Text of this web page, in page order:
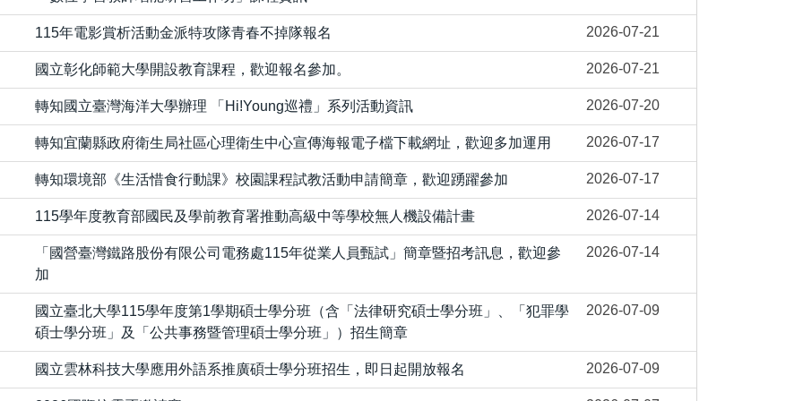
115年電影賞析活動金派特攻隊青春不掉隊報名 2026-07-21
國立彰化師範大學開設教育課程，歡迎報名參加。 2026-07-21
轉知國立臺灣海洋大學辦理 「Hi!Young巡禮」系列活動資訊 2026-07-20
轉知宜蘭縣政府衛生局社區心理衛生中心宣傳海報電子檔下載網址，歡迎多加運用 2026-07-17
轉知環境部《生活惜食行動課》校園課程試教活動申請簡章，歡迎踴躍參加 2026-07-17
115學年度教育部國民及學前教育署推動高級中等學校無人機設備計畫 2026-07-14
「國營臺灣鐵路股份有限公司電務處115年從業人員甄試」簡章暨招考訊息，歡迎參
加
2026-07-14
國立臺北大學115學年度第1學期碩士學分班（含「法律研究碩士學分班」、「犯罪學
碩士學分班」及「公共事務暨管理碩士學分班」）招生簡章
2026-07-09
國立雲林科技大學應用外語系推廣碩士學分班招生，即日起開放報名 2026-07-09